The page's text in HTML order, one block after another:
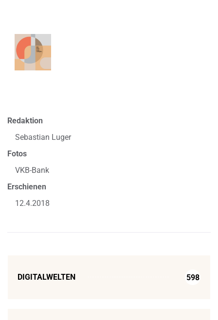
Redaktion
Sebastian Luger
Fotos
VKB-Bank
Erschienen
12.4.2018
DIGITALWELTEN 598